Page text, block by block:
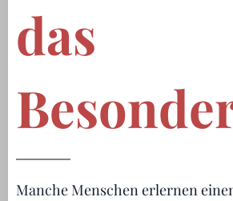
das
Manche Menschen erlernen